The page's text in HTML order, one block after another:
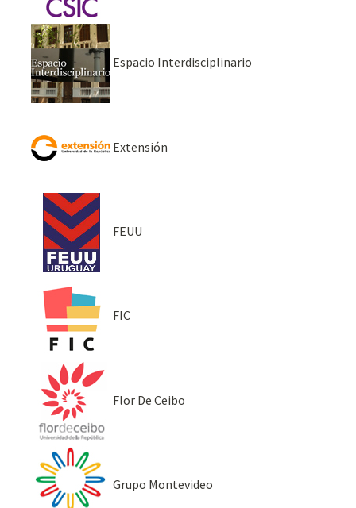
Espacio Interdisciplinario
Extensión
FEUU
FIC
Flor De Ceibo
Grupo Montevideo